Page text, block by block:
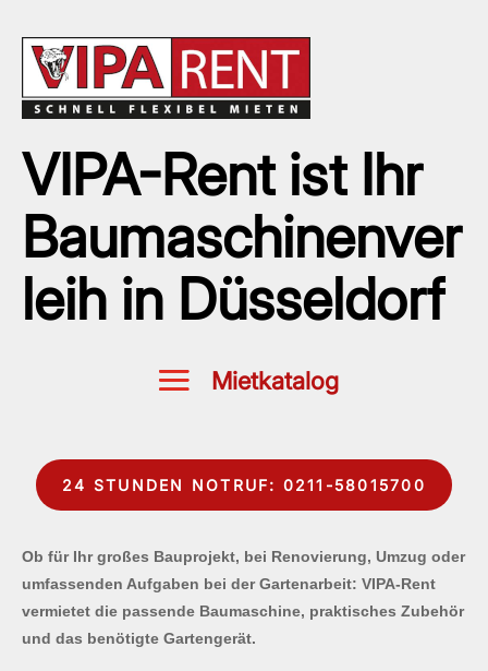
VIPA-Rent ist Ihr
Baumaschinenver
leih in Düsseldorf
24 STUNDEN NOTRUF: 0211-58015700
Ob für Ihr großes Bauprojekt, bei Renovierung, Umzug oder
umfassenden Aufgaben bei der Gartenarbeit: VIPA-Rent
vermietet die passende Baumaschine, praktisches Zubehör
und das benötigte Gartengerät.